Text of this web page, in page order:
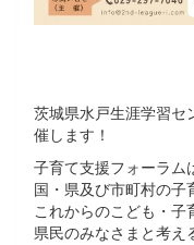
茨城県水戸生涯学習セ
催します！
子育て支援フォーラム
国・県及び市町村の子
これからのこども・子
県民のみなさまと考え